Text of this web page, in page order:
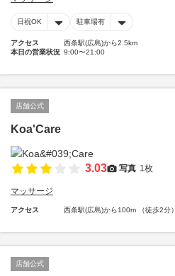
日祝OK 駐車場有
アクセス
西条駅(広島)から2.5km
本日の営業状況 9:00〜21:00
店舗公式
Koa'Care
3.03 写真 1枚
マッサージ
アクセス 西条駅(広島)から100m （徒歩2分）
店舗公式